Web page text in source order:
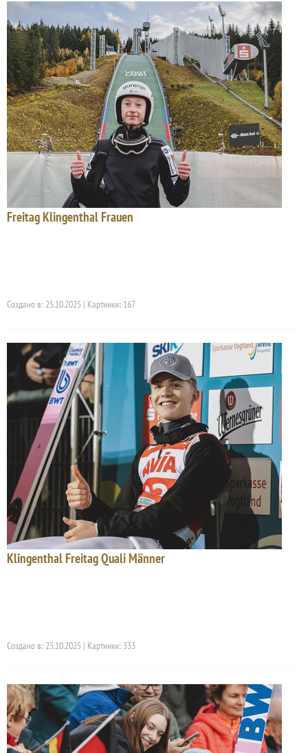
Freitag Klingenthal Frauen
Создано в: 25.10.2025 | Картинки: 167
Klingenthal Freitag Quali Männer
Создано в: 25.10.2025 | Картинки: 333